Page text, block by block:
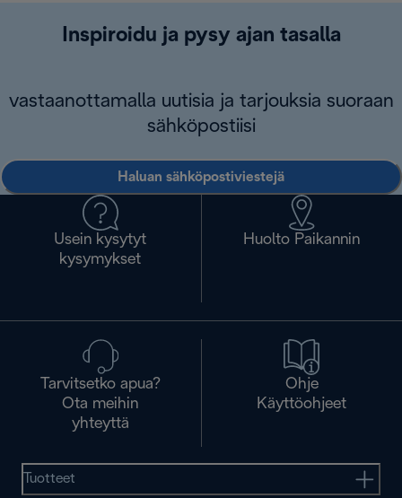
Inspiroidu ja pysy ajan tasalla
vastaanottamalla uutisia ja tarjouksia suoraan
sähköpostiisi
Haluan sähköpostiviestejä
Usein kysytyt
kysymykset
Huolto Paikannin
Tarvitsetko apua?
Ota meihin
yhteyttä
Ohje
Käyttöohjeet
Tuotteet